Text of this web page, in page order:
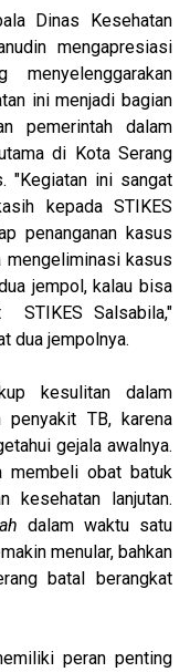
Dinas Kesehatan
mengapresiasi
ini menjadi bagian
pemerintah dalam
di Kota Serang
"Kegiatan ini sangat
kepada STIKES
penanganan kasus
kasus
jempol, kalau bisa
STIKES Salsabila,"
dua jempolnya.
kesulitan dalam
penyakit TB, karena
gejala awalnya.
membeli obat batuk
kesehatan lanjutan.
dalam waktu satu
menular, bahkan
batal berangkat
peran penting